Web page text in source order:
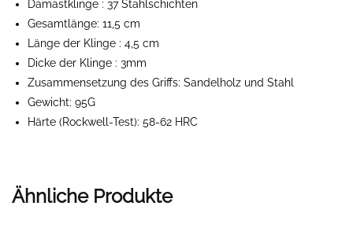
Damastklinge : 37 Stahlschichten
Gesamtlänge: 11,5 cm
Länge der Klinge : 4,5 cm
Dicke der Klinge : 3mm
Zusammensetzung des Griffs: Sandelholz und Stahl
Gewicht: 95G
Härte (Rockwell-Test): 58-62 HRC
Ähnliche Produkte